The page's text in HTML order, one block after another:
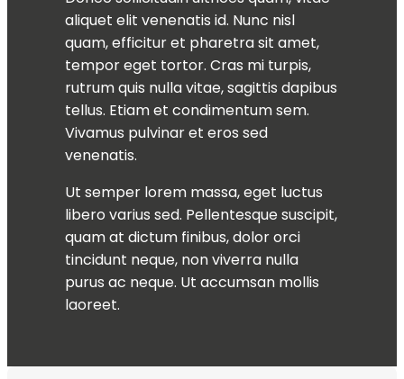
aliquet elit venenatis id. Nunc nisl
quam, efficitur et pharetra sit amet,
tempor eget tortor. Cras mi turpis,
rutrum quis nulla vitae, sagittis dapibus
tellus. Etiam et condimentum sem.
Vivamus pulvinar et eros sed
venenatis.
Ut semper lorem massa, eget luctus
libero varius sed. Pellentesque suscipit,
quam at dictum finibus, dolor orci
tincidunt neque, non viverra nulla
purus ac neque. Ut accumsan mollis
laoreet.